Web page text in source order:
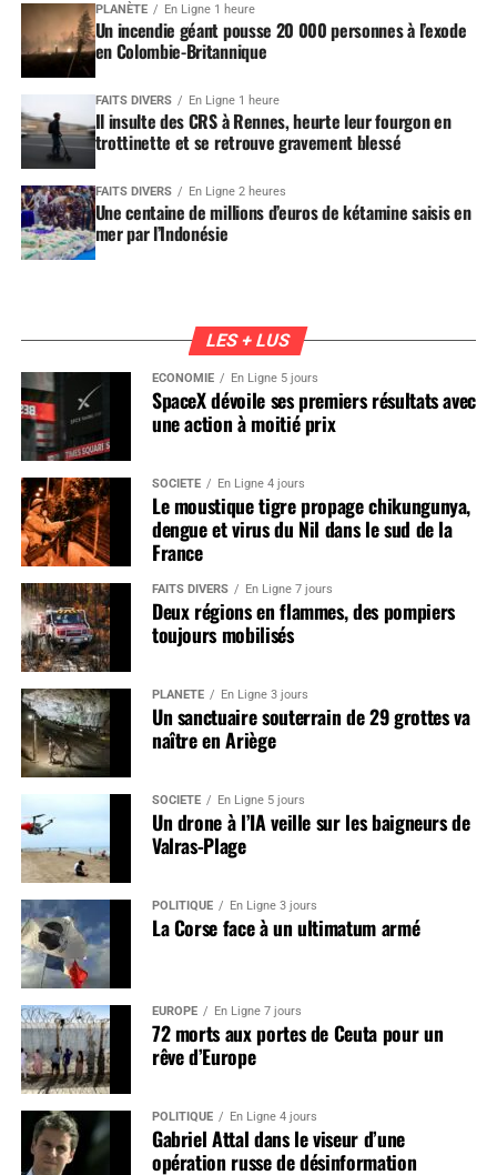
PLANÈTE En Ligne 1 heure
Un incendie géant pousse 20 000 personnes à l’exode
en Colombie-Britannique
FAITS DIVERS En Ligne 1 heure
Il insulte des CRS à Rennes, heurte leur fourgon en
trottinette et se retrouve gravement blessé
FAITS DIVERS En Ligne 2 heures
Une centaine de millions d’euros de kétamine saisis en
mer par l’Indonésie
LES + LUS
ÉCONOMIE En Ligne 5 jours
SpaceX dévoile ses premiers résultats avec
une action à moitié prix
SOCIÉTÉ En Ligne 4 jours
Le moustique tigre propage chikungunya,
dengue et virus du Nil dans le sud de la
France
FAITS DIVERS En Ligne 7 jours
Deux régions en flammes, des pompiers
toujours mobilisés
PLANÈTE En Ligne 3 jours
Un sanctuaire souterrain de 29 grottes va
naître en Ariège
SOCIÉTÉ En Ligne 5 jours
Un drone à l’IA veille sur les baigneurs de
Valras-Plage
POLITIQUE En Ligne 3 jours
La Corse face à un ultimatum armé
EUROPE En Ligne 7 jours
72 morts aux portes de Ceuta pour un
rêve d’Europe
POLITIQUE En Ligne 4 jours
Gabriel Attal dans le viseur d’une
opération russe de désinformation